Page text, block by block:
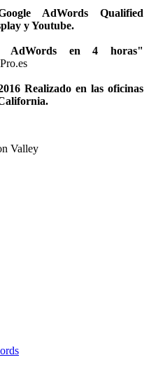
AdWords Qualified
y Youtube.
AdWords en 4 horas"
Realizado en las oficinas